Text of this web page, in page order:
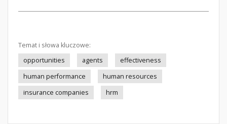
Temat i słowa kluczowe:
opportunities
agents
effectiveness
human performance
human resources
insurance companies
hrm